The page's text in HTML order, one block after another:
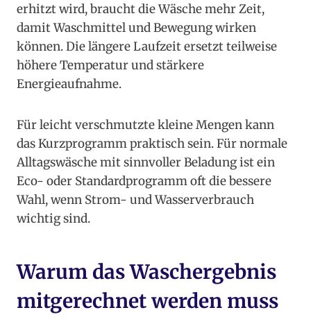
erhitzt wird, braucht die Wäsche mehr Zeit,
damit Waschmittel und Bewegung wirken
können. Die längere Laufzeit ersetzt teilweise
höhere Temperatur und stärkere
Energieaufnahme.
Für leicht verschmutzte kleine Mengen kann
das Kurzprogramm praktisch sein. Für normale
Alltagswäsche mit sinnvoller Beladung ist ein
Eco- oder Standardprogramm oft die bessere
Wahl, wenn Strom- und Wasserverbrauch
wichtig sind.
Warum das Waschergebnis
mitgerechnet werden muss